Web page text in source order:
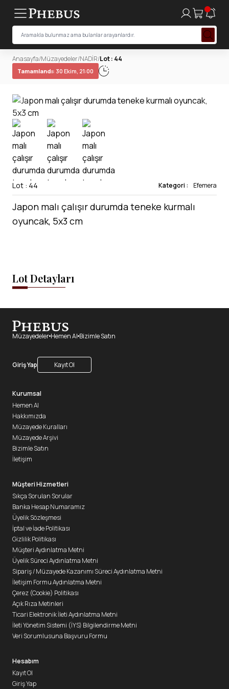
Anasayfa/Müzayedeler/NADİR/Lot : 44
Tamamlandı: 30 Ekim, 21:00
Lot : 44 Kategori : Efemera
Japon malı çalışır durumda teneke kurmalı
oyuncak, 5x3 cm
Lot Detayları
Müzayedeler Hemen Al Bizimle Satın
Giriş Yap Kayıt Ol
Kurumsal
Hemen Al
Hakkımızda
Müzayede Kuralları
Müzayede Arşivi
Bizimle Satın
İletişim
Müşteri Hizmetleri
Sıkça Sorulan Sorular
Banka Hesap Numaramız
Üyelik Sözleşmesi
İptal ve İade Politikası
Gizlilik Politikası
Müşteri Aydınlatma Metni
Üyelik Süreci Aydınlatma Metni
Sipariş / Müzayede Kazanımı Süreci Aydınlatma Metni
İletişim Formu Aydınlatma Metni
Çerez (Cookie) Politikası
Açık Rıza Metinleri
Ticari Elektronik İleti Aydınlatma Metni
İleti Yönetim Sistemi (İYS) Bilgilendirme Metni
Veri Sorumlusuna Başvuru Formu
Hesabım
Kayıt Ol
Giriş Yap